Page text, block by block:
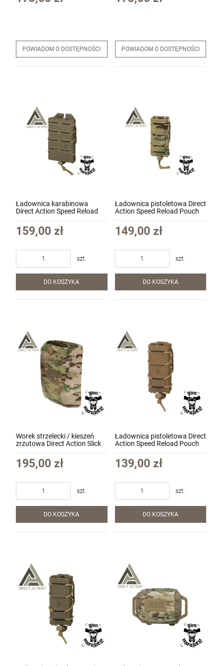
Pistolet HoG Sport v.1 (RA9) kal. 9x19mm +
druga lufa z gwintem 1/2x28
1 999,00 zł
Karabin samopowtarzalny AR15 IWI ZION
Z-15 lufa 12.5" kal. 5,56x45mm/.223Rem
6 500,00 zł
szt.
POWIADOM O DOSTĘPNOŚCI POWIADOM O DOSTĘPNOŚCI
Ładownica karabinowa
Direct Action Speed Reload
Adaptive Green (PO-RFSR-
CD5-AGR)
159,00 zł
szt.
DO KOSZYKA
Ładownica pistoletowa Direct
Action Speed Reload Pouch
(PO-PTSR-CD5-MCM)
149,00 zł
szt.
DO KOSZYKA
Worek strzelecki / kieszeń
zrzutowa Direct Action Slick
(PO-DPSL-NLN-MCM)
195,00 zł
szt.
DO KOSZYKA
Ładownica pistoletowa Direct
Action Speed Reload Pouch
Brown (PO-PTSR-CD5-CBR)
139,00 zł
szt.
DO KOSZYKA